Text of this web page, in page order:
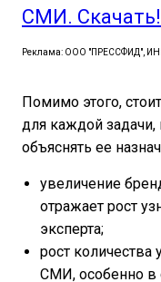
СМИ. Скачать!
Реклама: ООО "ПРЕССФИД",
Помимо этого,
для каждой
объяснять ее
увеличение
отражает рост
эксперта;
рост количества
СМИ, особенно в